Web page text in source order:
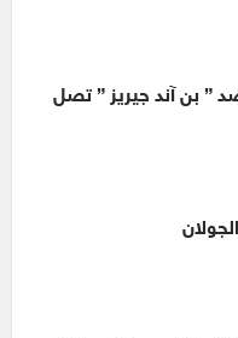
” بن آند جيريز ” تصل